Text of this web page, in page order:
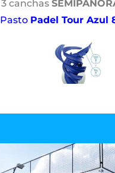
3 canchas
Pasto Padel Tour Azul